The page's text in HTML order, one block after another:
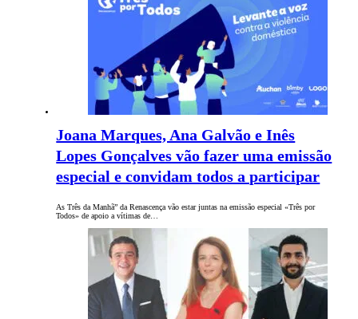
Joana Marques, Ana Galvão e Inês
Lopes Gonçalves vão fazer uma emissão
especial e convidam todos a participar
As Três da Manhã” da Renascença vão estar juntas na emissão especial «Três por
Todos» de apoio a vítimas de…